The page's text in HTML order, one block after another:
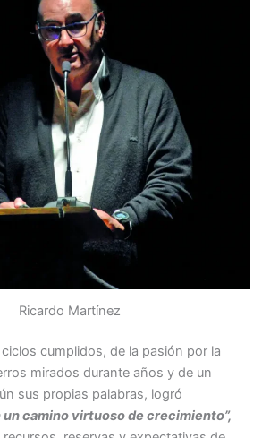
Ricardo Martínez
cumplidos, de la pasión por la
mirados durante años y de un
sus propias palabras, logró
un camino virtuoso de crecimiento”,